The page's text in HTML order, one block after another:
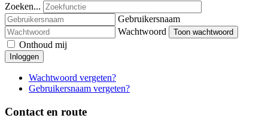
Zoeken...
Gebruikersnaam
Wachtwoord
Toon wachtwoord
Onthoud mij
Inloggen
Wachtwoord vergeten?
Gebruikersnaam vergeten?
Contact en route